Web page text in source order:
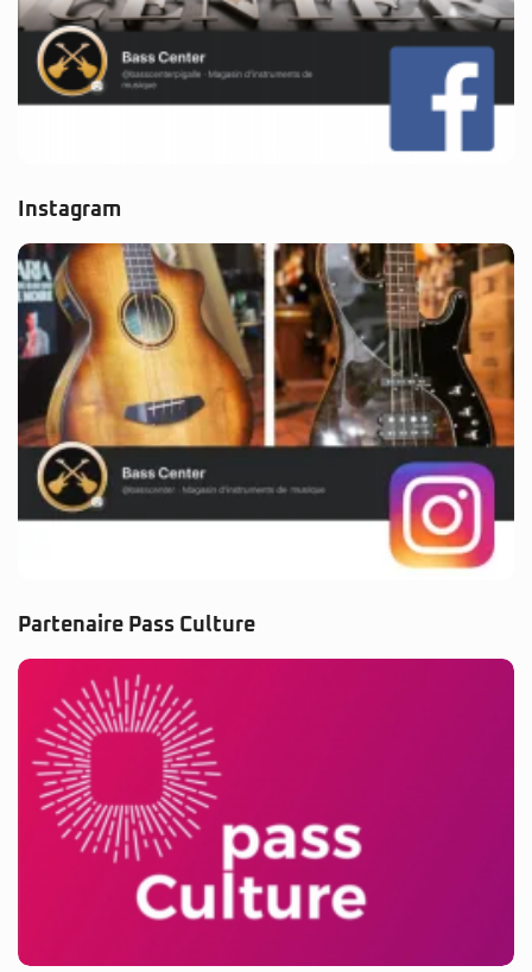
Instagram
Partenaire Pass Culture